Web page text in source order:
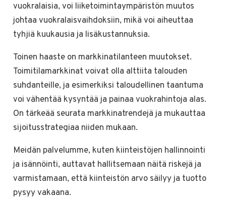
vuokralaisia, voi liiketoimintaympäristön muutos
johtaa vuokralaisvaihdoksiin, mikä voi aiheuttaa
tyhjiä kuukausia ja lisäkustannuksia.
Toinen haaste on markkinatilanteen muutokset.
Toimitilamarkkinat voivat olla alttiita talouden
suhdanteille, ja esimerkiksi taloudellinen taantuma
voi vähentää kysyntää ja painaa vuokrahintoja alas.
On tärkeää seurata markkinatrendejä ja mukauttaa
sijoitusstrategiaa niiden mukaan.
Meidän palvelumme, kuten kiinteistöjen hallinnointi
ja isännöinti, auttavat hallitsemaan näitä riskejä ja
varmistamaan, että kiinteistön arvo säilyy ja tuotto
pysyy vakaana.